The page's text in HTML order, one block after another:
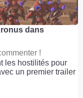
dans
!
les hostilités pour
un premier trailer